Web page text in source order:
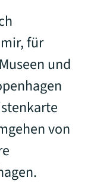
für
und
von